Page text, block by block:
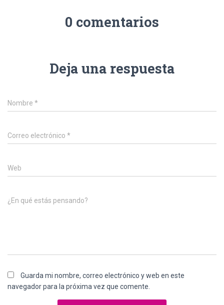
0 comentarios
Deja una respuesta
Nombre *
Correo electrónico *
Web
¿En qué estás pensando?
Guarda mi nombre, correo electrónico y web en este
navegador para la próxima vez que comente.